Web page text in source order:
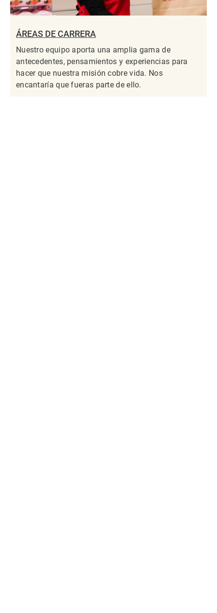
ÁREAS DE CARRERA
Nuestro equipo aporta una amplia gama de
antecedentes, pensamientos y experiencias para
hacer que nuestra misión cobre vida. Nos
encantaría que fueras parte de ello.